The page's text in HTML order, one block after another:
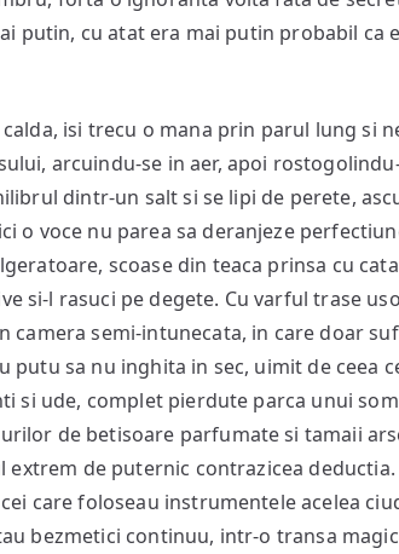
putin, cu atat era mai putin probabil ca
isi trecu o mana prin parul lung si
arcuindu-se in aer, apoi
dintr-un salt si se lipi de perete,
o voce nu parea sa deranjeze
scoase din teaca prinsa cu
si-l rasuci pe degete. Cu varful trase
camera semi-intunecata, in care doar
putu sa nu inghita in sec, uimit de ceea
si ude, complet pierdute parca unui
de betisoare parfumate si tamaii
extrem de puternic contrazicea
care foloseau instrumentele acelea
bezmetici continuu, intr-o transa